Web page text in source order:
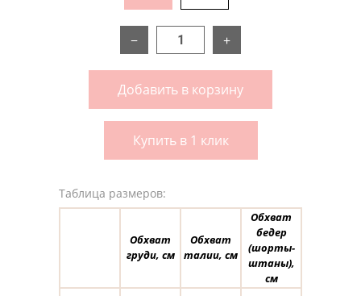
− +
Добавить в корзину
Купить в 1 клик
Таблица размеров:
Обхват
груди, см
Обхват
талии, см
Обхват
бедер
(шорты-
штаны),
см